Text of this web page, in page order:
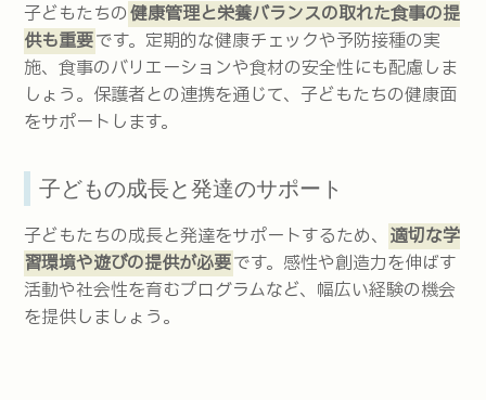
子どもたちの健康管理と栄養バランスの取れた食事の提
供も重要です。定期的な健康チェックや予防接種の実
施、食事のバリエーションや食材の安全性にも配慮しま
しょう。保護者との連携を通じて、子どもたちの健康面
をサポートします。
子どもの成長と発達のサポート
子どもたちの成長と発達をサポートするため、 適切な学
習環境や遊びの提供が必要です。感性や創造力を伸ばす
活動や社会性を育むプログラムなど、幅広い経験の機会
を提供しましょう。